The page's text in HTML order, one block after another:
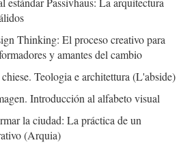
Thinking: El proceso creativo para
y amantes del cambio
Teologia e architettura (L'abside)
Introducción al alfabeto visual
la ciudad: La práctica de un
(Arquia)